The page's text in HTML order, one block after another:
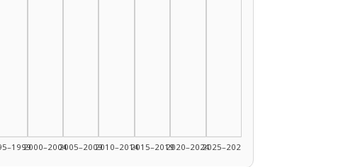
2000–20042005–20092010–20142015–20192020–20242025–2026